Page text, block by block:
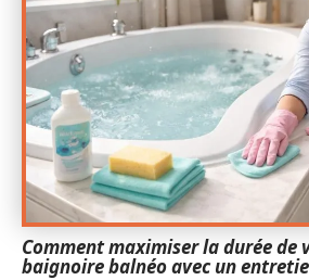
Comment maximiser la durée de
baignoire balnéo avec un